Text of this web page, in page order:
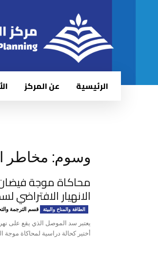
الرئيسية عن المركز
وسوم: مخاطر
محاكاة موجة
الانهيار الافتراضي
الطاقة والمناخ والبيئة قسم الترجمة
يعتبر سد الموصل الذي يقع على
أختير كحالة دراسية لمحاكاة موجة